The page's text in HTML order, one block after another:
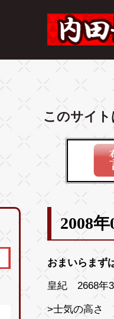
このサイ
2008年
おまいらまず
皇紀 2668年3
>士気の高さ